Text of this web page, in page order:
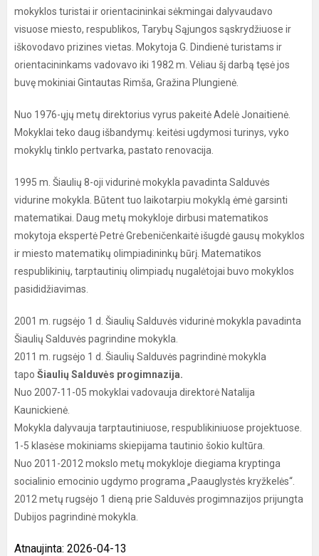
mokyklos turistai ir orientacininkai sėkmingai dalyvaudavo
visuose miesto, respublikos, Tarybų Sąjungos sąskrydžiuose ir
iškovodavo prizines vietas. Mokytoja G. Dindienė turistams ir
orientacininkams vadovavo iki 1982 m. Vėliau šį darbą tęsė jos
buvę mokiniai Gintautas Rimša, Gražina Plungienė.
Nuo 1976-ųjų metų direktorius vyrus pakeitė Adelė Jonaitienė.
Mokyklai teko daug išbandymų: keitėsi ugdymosi turinys, vyko
mokyklų tinklo pertvarka, pastato renovacija.
1995 m. Šiaulių 8-oji vidurinė mokykla pavadinta Salduvės
vidurine mokykla. Būtent tuo laikotarpiu mokyklą ėmė garsinti
matematikai. Daug metų mokykloje dirbusi matematikos
mokytoja ekspertė Petrė Grebeničenkaitė išugdė gausų mokyklos
ir miesto matematikų olimpiadininkų būrį. Matematikos
respublikinių, tarptautinių olimpiadų nugalėtojai buvo mokyklos
pasididžiavimas.
2001 m. rugsėjo 1 d. Šiaulių Salduvės vidurinė mokykla pavadinta
Šiaulių Salduvės pagrindine mokykla.
2011 m. rugsėjo 1 d. Šiaulių Salduvės pagrindinė mokykla
tapo Šiaulių Salduvės progimnazija.
Nuo 2007-11-05 mokyklai vadovauja direktorė Natalija
Kaunickienė.
Mokykla dalyvauja tarptautiniuose, respublikiniuose projektuose.
1-5 klasėse mokiniams skiepijama tautinio šokio kultūra.
Nuo 2011-2012 mokslo metų mokykloje diegiama kryptinga
socialinio emocinio ugdymo programa „Paauglystės kryžkelės“.
2012 metų rugsėjo 1 dieną prie Salduvės progimnazijos prijungta
Dubijos pagrindinė mokykla.
Atnaujinta: 2026-04-13